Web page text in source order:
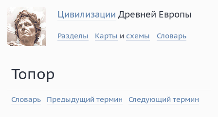
Цивилизации Древней Европы
Разделы Карты и схемы Словарь
Топор
Словарь Предыдущий термин Следующий термин